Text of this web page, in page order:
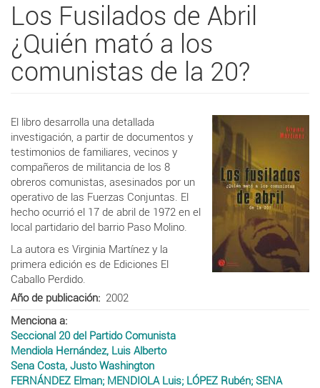
Los Fusilados de Abril
¿Quién mató a los
comunistas de la 20?
El libro desarrolla una detallada
investigación, a partir de documentos y
testimonios de familiares, vecinos y
compañeros de militancia de los 8
obreros comunistas, asesinados por un
operativo de las Fuerzas Conjuntas. El
hecho ocurrió el 17 de abril de 1972 en el
local partidario del barrio Paso Molino.
La autora es Virginia Martínez y la
primera edición es de Ediciones El
Caballo Perdido.
Año de publicación
2002
Menciona a
Seccional 20 del Partido Comunista
Mendiola Hernández, Luis Alberto
Sena Costa, Justo Washington
FERNÁNDEZ Elman; MENDIOLA Luis; LÓPEZ Rubén; SENA